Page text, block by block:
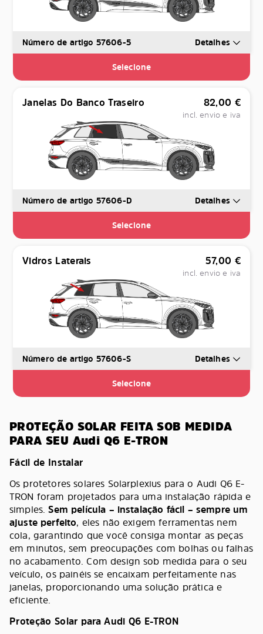
Número de artigo 57606-5 Detalhes
Selecione
Janelas Do Banco Traseiro 82,00 €
incl. envio e iva
Número de artigo 57606-D Detalhes
Selecione
Vidros Laterais 57,00 €
incl. envio e iva
Número de artigo 57606-S Detalhes
Selecione
PROTEÇÃO SOLAR FEITA SOB MEDIDA
PARA SEU Audi Q6 E-TRON
Fácil de Instalar
Os protetores solares Solarplexius para o Audi Q6 E-
TRON foram projetados para uma instalação rápida e
simples.Sem película – instalação fácil – sempre um
ajuste perfeito, eles não exigem ferramentas nem
cola, garantindo que você consiga montar as peças
em minutos, sem preocupações com bolhas ou falhas
no acabamento. Com design sob medida para o seu
veículo, os painéis se encaixam perfeitamente nas
janelas, proporcionando uma solução prática e
eficiente.
Proteção Solar para Audi Q6 E-TRON